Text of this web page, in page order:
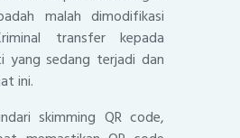
malah dimodifikasi
transfer kepada
yang sedang terjadi dan
ini.
skimming QR code,